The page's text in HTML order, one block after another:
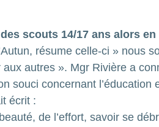
scouts 14/17 ans alors en
résume celle-ci » nous
autres ». Mgr Rivière a
souci concernant
écrit :
de l’effort, savoir se